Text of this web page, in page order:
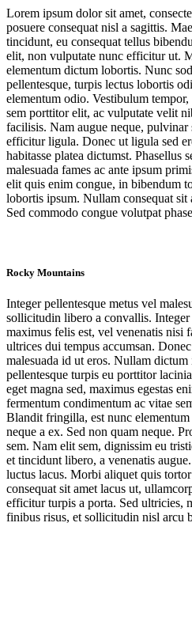
Lorem ipsum dolor sit amet,
posuere consequat nisl a sagittis.
tincidunt, eu consequat tellus
elit, non vulputate nunc efficitur ut.
elementum dictum lobortis. Nunc
pellentesque, turpis lectus lobortis
elementum odio. Vestibulum
sem porttitor elit, ac vulputate velit
facilisis. Nam augue neque,
efficitur ligula. Donec ut ligula sed
habitasse platea dictumst. Phasellus
malesuada fames ac ante ipsum
elit quis enim congue, in bibendum
lobortis ipsum. Nullam consequat sit
Sed commodo congue volutpat
Rocky Mountains
Integer pellentesque metus vel
sollicitudin libero a convallis. Integer
maximus felis est, vel venenatis nisi
ultrices dui tempus accumsan.
malesuada id ut eros. Nullam
pellentesque turpis eu porttitor
eget magna sed, maximus egestas
fermentum condimentum ac vitae
Blandit fringilla, est nunc
neque a ex. Sed non quam neque.
sem. Nam elit sem, dignissim eu
et tincidunt libero, a venenatis
luctus lacus. Morbi aliquet quis
consequat sit amet lacus ut,
efficitur turpis a porta. Sed ultricies,
finibus risus, et sollicitudin nisl arcu